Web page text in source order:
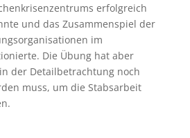
erfolgreich
und das Zusammenspiel der
im
Die Übung hat aber
der Detailbetrachtung noch
muss, um die Stabsarbeit